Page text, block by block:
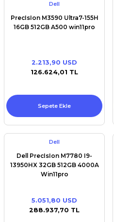
Dell
PrecIsIon M3590 Ultra7-155H
16GB 512GB A500 win11pro
2.213,90 USD
126.624,01 TL
Sepete Ekle
Dell
Dell PrecIsIon M7780 I9-
13950HX 32GB 512GB 4000A
Win11pro
5.051,80 USD
288.937,70 TL